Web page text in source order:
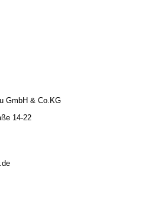
GmbH & Co.KG
14-22